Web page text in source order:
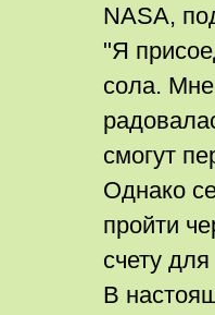
NASA,
"Я
сола. Мне
смогут
Однако
пройти
счету
В